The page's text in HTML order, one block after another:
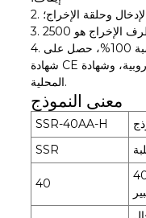
وحلقة الإخراج؛
4. اختبار الشيخوخة الحالي للحمل بنسبة 100%، حصل على
شهادة CE الأوروبية، وشهادة ISO9000 الدولية، وشهادة 3C
المحلية.
معنى النموذج
SSR-40AA-H
SSR
40
للخرج: 10 أمبير 25 أمبير 40